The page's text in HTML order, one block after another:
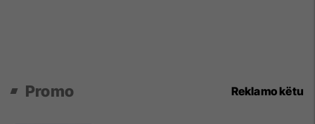
Promo Reklamo këtu